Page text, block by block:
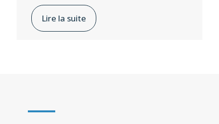
Lire la suite